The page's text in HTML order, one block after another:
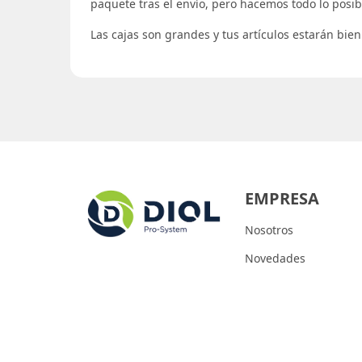
paquete tras el envío, pero hacemos todo lo
Las cajas son grandes y tus artículos estarán
EMPRESA
Nosotros
Novedades